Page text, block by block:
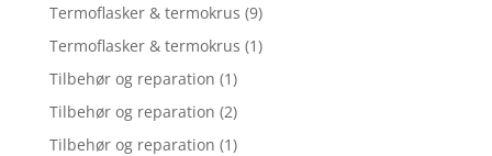
Termoflasker & termokrus (9)
Termoflasker & termokrus (1)
Tilbehør og reparation (1)
Tilbehør og reparation (2)
Tilbehør og reparation (1)